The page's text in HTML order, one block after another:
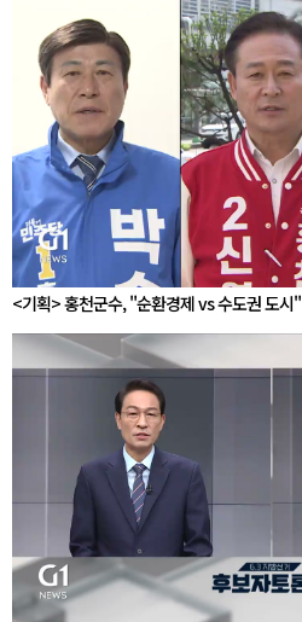
<기획> 홍천군수, "순환경제 vs 수도권 도시"